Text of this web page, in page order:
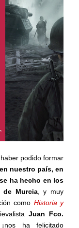
podido formar
nuestro país, en
ha hecho en los
de Murcia, y muy
como Historia y
Juan Fco.
ha felicitado